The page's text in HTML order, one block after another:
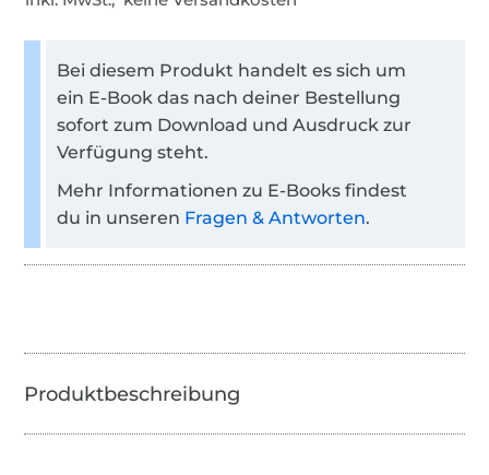
Bei diesem Produkt handelt es sich um
ein E-Book das nach deiner Bestellung
sofort zum Download und Ausdruck zur
Verfügung steht.
Mehr Informationen zu E-Books findest
du in unseren Fragen & Antworten.